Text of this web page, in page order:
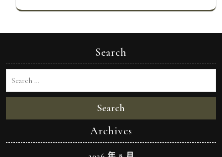
Search
Search
Archives